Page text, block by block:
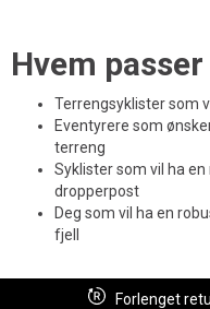
Hvem
Terrengsyklister som
Eventyrere som
terreng
Syklister som vil ha
dropperpost
Deg som vil ha en
fjell
Forlenget